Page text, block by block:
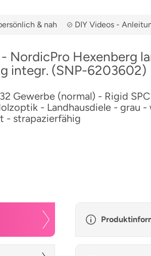
& nah DIY Videos -
NordicPro Hexenberg
integr. (SNP-6203602)
Gewerbe (normal) - Rigid
- Landhausdiele - grau -
- strapazierfähig